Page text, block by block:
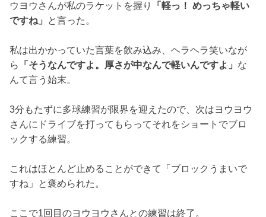
ウヨウさんが私のラケットを握り
「軽っ！ めっちゃ軽い
ですね」 と言った。
私は出かかっていた言葉を飲み込み、ヘラヘラ笑いなが
ら
「そうなんですよ。厚さが中なんで軽いんですよ」 な
んて言う始末。
3分もたずに多球練習が限界を迎えたので、次はヨウヨウ
さんにドライブを打ってもらってそれをショートでブロ
ックする練習。
これはほとんど止めることができて「ブロックうまいで
すね」と褒められた。
ここで1回目のヨウヨウさんとの練習は終了。